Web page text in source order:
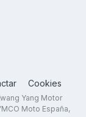
Cookies
Yang Motor
Moto España,